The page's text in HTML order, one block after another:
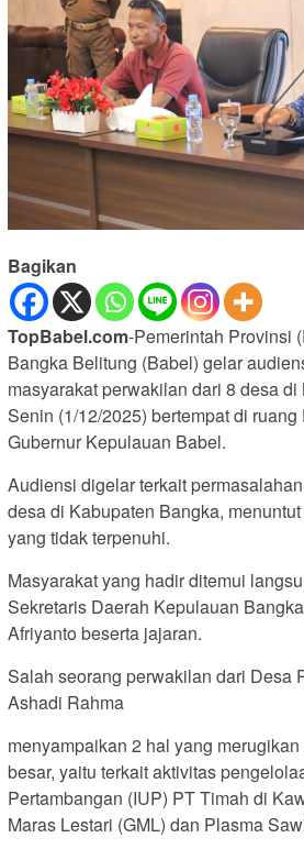
Bagikan
TopBabel.com-Pemerintah Provinsi
Bangka Belitung (Babel) gelar
masyarakat perwakilan dari 8 desa
Senin (1/12/2025) bertempat di
Gubernur Kepulauan Babel.
Audiensi digelar terkait
desa di Kabupaten Bangka,
yang tidak terpenuhi.
Masyarakat yang hadir ditemui
Sekretaris Daerah Kepulauan
Afriyanto beserta jajaran.
Salah seorang perwakilan dari Desa
Ashadi Rahma
menyampaikan 2 hal yang
besar, yaitu terkait aktivitas
Pertambangan (IUP) PT Timah di
Maras Lestari (GML) dan Plasma